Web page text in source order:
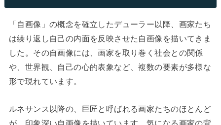
「自画像」の概念を確立したデューラー以降、画家たち
は繰り返し自己の内面を反映させた自画像を描いてきま
した。その自画像には、画家を取り巻く社会との関係
や、世界観、自己の心的表象など、複数の要素が多様な
形で現れています。
ルネサンス以降の、巨匠と呼ばれる画家たちのほとんど
が、印象深い自画像を描いています。気になる画家の背